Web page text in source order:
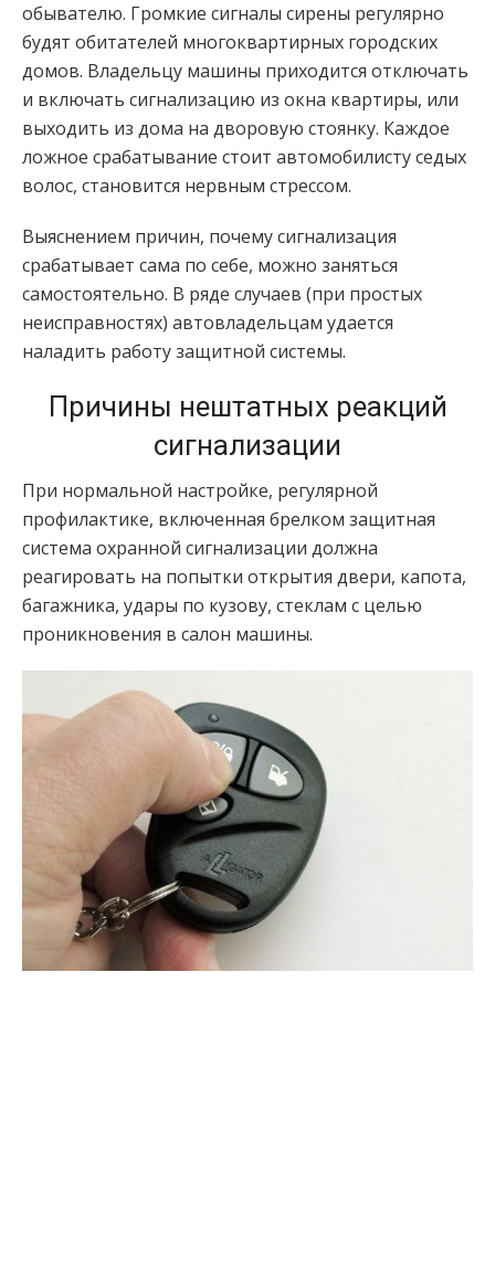
обывателю. Громкие сигналы сирены регулярно
будят обитателей многоквартирных городских
домов. Владельцу машины приходится отключать
и включать сигнализацию из окна квартиры, или
выходить из дома на дворовую стоянку. Каждое
ложное срабатывание стоит автомобилисту седых
волос, становится нервным стрессом.
Выяснением причин, почему сигнализация
срабатывает сама по себе, можно заняться
самостоятельно. В ряде случаев (при простых
неисправностях) автовладельцам удается
наладить работу защитной системы.
Причины нештатных реакций
сигнализации
При нормальной настройке, регулярной
профилактике, включенная брелком защитная
система охранной сигнализации должна
реагировать на попытки открытия двери, капота,
багажника, удары по кузову, стеклам с целью
проникновения в салон машины.